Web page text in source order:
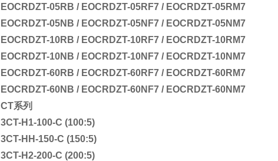
EOCRDZT-05RB / EOCRDZT-05RF7 / EOCRDZT-05RM7
EOCRDZT-05NB / EOCRDZT-05NF7 / EOCRDZT-05NM7
EOCRDZT-10RB / EOCRDZT-10RF7 / EOCRDZT-10RM7
EOCRDZT-10NB / EOCRDZT-10NF7 / EOCRDZT-10NM7
EOCRDZT-60RB / EOCRDZT-60RF7 / EOCRDZT-60RM7
EOCRDZT-60NB / EOCRDZT-60NF7 / EOCRDZT-60NM7
CT系列
3CT-H1-100-C (100:5)
3CT-HH-150-C (150:5)
3CT-H2-200-C (200:5)